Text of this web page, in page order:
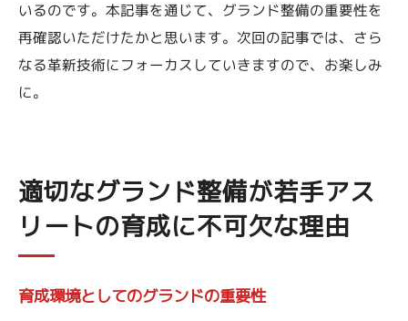
いるのです。本記事を通じて、グランド整備の重要性を
再確認いただけたかと思います。次回の記事では、さら
なる革新技術にフォーカスしていきますので、お楽しみ
に。
適切なグランド整備が若手アス
リートの育成に不可欠な理由
育成環境としてのグランドの重要性